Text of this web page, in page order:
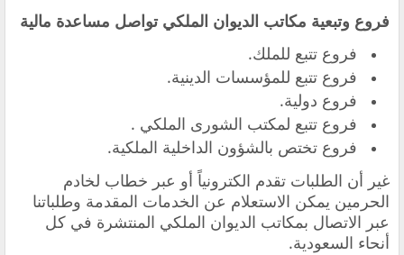
فروع وتبعية مكاتب الديوان الملكي تواصل مساعدة مالية
فروع تتبع للملك.
فروع تتبع للمؤسسات الدينية.
فروع دولية.
فروع تتبع لمكتب الشورى الملكي .
فروع تختص بالشؤون الداخلية الملكية.
غير أن الطلبات تقدم الكترونياً أو عبر خطاب لخادم
الحرمين يمكن الاستعلام عن الخدمات المقدمة وطلباتنا
عبر الاتصال بمكاتب الديوان الملكي المنتشرة في كل
أنحاء السعودية.